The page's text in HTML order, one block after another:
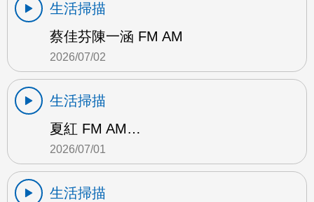
生活掃描
蔡佳芬陳一涵 FM AM
2026/07/02
生活掃描
夏紅 FM AM…
2026/07/01
生活掃描